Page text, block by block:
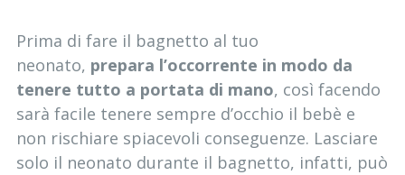
Prima di fare il bagnetto al tuo
neonato, prepara l’occorrente in modo da
tenere tutto a portata di mano, così facendo
sarà facile tenere sempre d’occhio il bebè e
non rischiare spiacevoli conseguenze. Lasciare
solo il neonato durante il bagnetto, infatti, può